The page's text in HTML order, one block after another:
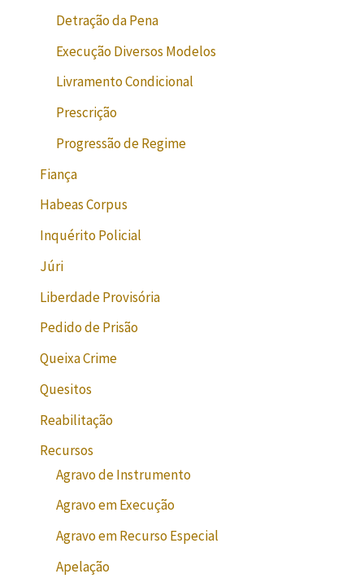
Detração da Pena
Execução Diversos Modelos
Livramento Condicional
Prescrição
Progressão de Regime
Fiança
Habeas Corpus
Inquérito Policial
Júri
Liberdade Provisória
Pedido de Prisão
Queixa Crime
Quesitos
Reabilitação
Recursos
Agravo de Instrumento
Agravo em Execução
Agravo em Recurso Especial
Apelação